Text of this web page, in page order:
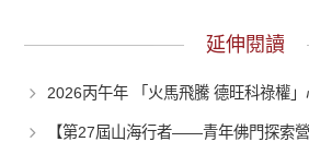
延伸閱讀
2026丙午年 「火馬飛騰 德旺科祿權
【第27屆山海行者——青年佛門探索營